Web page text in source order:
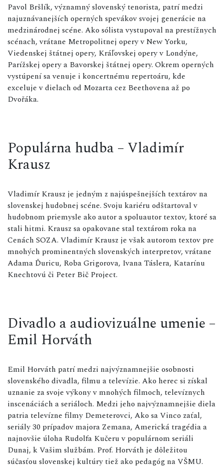
Pavol Bršlík, významný slovenský tenorista, patrí medzi
najuznávanejších operných spevákov svojej generácie na
medzinárodnej scéne. Ako sólista vystupoval na prestížnych
scénach, vrátane Metropolitnej opery v New Yorku,
Viedenskej štátnej opery, Kráľovskej opery v Londýne,
Parížskej opery a Bavorskej štátnej opery. Okrem operných
vystúpení sa venuje i koncertnému repertoáru, kde
exceluje v dielach od Mozarta cez Beethovena až po
Dvořáka.
Populárna hudba – Vladimír
Krausz
Vladimír Krausz je jedným z najúspešnejších textárov na
slovenskej hudobnej scéne. Svoju kariéru odštartoval v
hudobnom priemysle ako autor a spoluautor textov, ktoré sa
stali hitmi. Krausz sa opakovane stal textárom roka na
Cenách SOZA. Vladimír Krausz je však autorom textov pre
mnohých prominentných slovenských interpretov, vrátane
Adama Ďuricu, Roba Grigorova, Ivana Táslera, Katarínu
Knechtovú či Peter Bič Project.
Divadlo a audiovizuálne umenie –
Emil Horváth
Emil Horváth patrí medzi najvýznamnejšie osobnosti
slovenského divadla, filmu a televízie. Ako herec si získal
uznanie za svoje výkony v mnohých filmoch, televíznych
inscenáciách a seriáloch. Medzi jeho najvýznamnejšie diela
patria televízne filmy Demeterovci, Ako sa Vinco zaťal,
seriály 30 prípadov majora Zemana, Americká tragédia a
najnovšie úloha Rudolfa Kučeru v populárnom seriáli
Dunaj, k Vašim službám. Prof. Horváth je dôležitou
súčasťou slovenskej kultúry tiež ako pedagóg na VŠMU.